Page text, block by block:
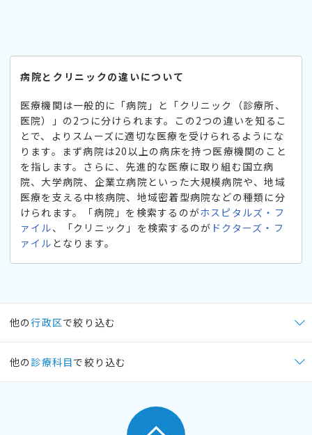
病院とクリニックの違いについて
医療機関は一般的に「病院」と「クリニック（診療所、
医院）」の2つに分けられます。この2つの違いを知るこ
とで、よりスムーズに適切な医療を受けられるようにな
ります。まず病院は20以上の病床を持つ医療機関のこと
を指します。さらに、先進的な医療に取り組む国立病
院、大学病院、企業立病院といった大規模病院や、地域
医療を支える中核病院、地域密着型病院などの種類に分
けられます。「病院」を検索するのがホスピタルズ・フ
ァイル、「クリニック」を検索するのが ドクターズ・フ
ァイル となります。
他の行政区で絞り込む
他の 診療科目で絞り込む